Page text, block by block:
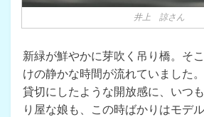
井上 諒さん
新緑が鮮やかに芽吹く吊り橋。そ
けの静かな時間が流れていました
貸切にしたような開放感に、いつ
り屋な娘も、この時ばかりはモデ